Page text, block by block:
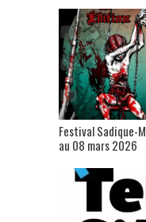
Festival Sadique-
au 08 mars 2026